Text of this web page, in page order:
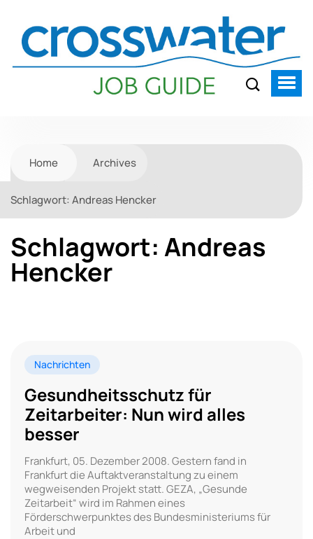
Home Archives
Schlagwort: Andreas Hencker
Schlagwort: Andreas
Hencker
Nachrichten
Gesundheitsschutz für
Zeitarbeiter: Nun wird alles
besser
Frankfurt, 05. Dezember 2008. Gestern fand in
Frankfurt die Auftaktveranstaltung zu einem
wegweisenden Projekt statt. GEZA, „Gesunde
Zeitarbeit“ wird im Rahmen eines
Förderschwerpunktes des Bundesministeriums für
Arbeit und